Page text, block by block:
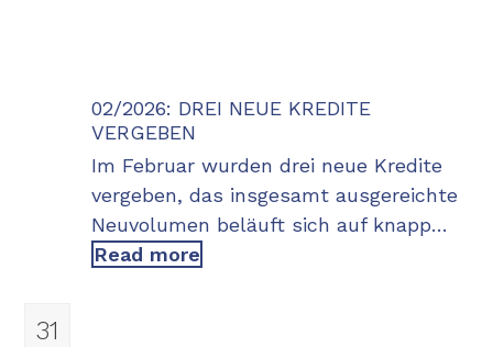
02/2026: DREI NEUE KREDITE
VERGEBEN
Im Februar wurden drei neue Kredite
vergeben, das insgesamt ausgereichte
Neuvolumen beläuft sich auf knapp…
Read more
31